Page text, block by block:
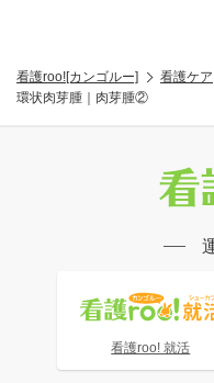
看護roo![カンゴルー] 看護ケア
環状肉芽腫｜肉芽腫②
看護roo! 就活